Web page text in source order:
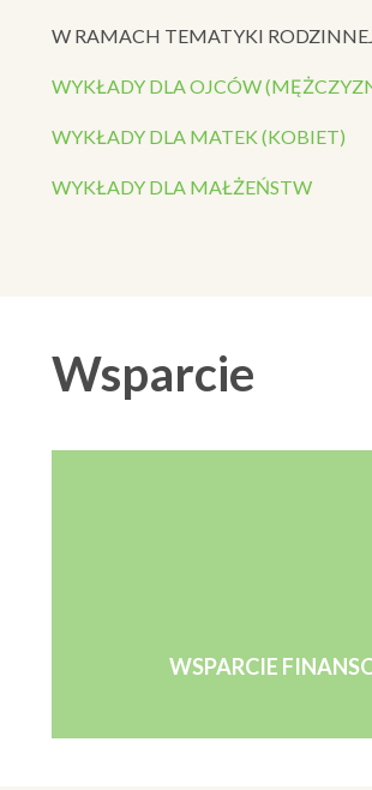
W RAMACH TEMATYKI
WYKŁADY DLA OJCÓW
WYKŁADY DLA MATEK (KOBIET)
WYKŁADY DLA MAŁŻEŃSTW
Wsparcie
WSPARCIE